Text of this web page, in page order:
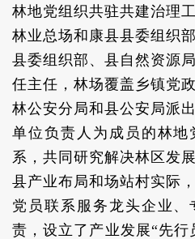
林地党组织共驻共建治理
林业总场和康县县委组织
县委组织部、县自然资源
任主任，林场覆盖乡镇党
林公安分局和县公安局派
单位负责人为成员的林
系，共同研究解决林区发
县产业布局和场站村实际
党员联系服务龙头企业
责，设立了产业发展“先行